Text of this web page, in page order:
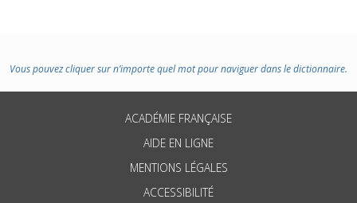
Vous pouvez cliquer sur n’importe quel mot pour naviguer dans le dictionnaire.
ACADÉMIE FRANÇAISE
AIDE EN LIGNE
MENTIONS LÉGALES
ACCESSIBILITÉ